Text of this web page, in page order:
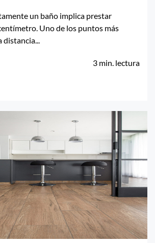
un baño implica prestar
Uno de los puntos más
3 min. lectura